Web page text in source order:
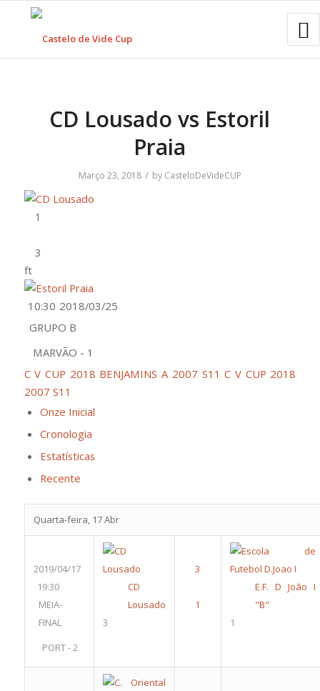
CD Lousado vs Estoril
Praia
Março 23, 2018 / by CasteloDeVideCUP
ft
2018/03/25
10:30
GRUPO B
MARVÃO - 1
C V CUP 2018 BENJAMINS A 2007 S11 C V CUP 2018
2007 S11
Onze Inicial
Cronologia
Estatísticas
Recente
Quarta-feira, 17 Abr
2019/04/17
19:30
MEIA-
FINAL
PORT - 2
CD
Lousado
3
E.F. D João I
"B"
1